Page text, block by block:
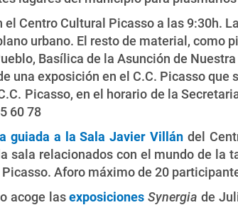
Centro Cultural Picasso a las 9:30h.
urbano. El resto de material, como
Basílica de la Asunción de
una exposición en el C.C. Picasso que
Picasso, en el horario de la
60 78
guiada a la Sala Javier Villándel
sala relacionados con el mundo de la
Aforo máximo de 20
acoge lasexposiciones Synergia de